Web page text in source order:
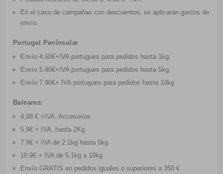
En el caso de campañas con descuentos, se aplicarán gastos de
envío.
Portugal Penínsular
Envío 4.60€+IVA portugues para pedidos hasta 1kg.
Envío 5.90€+IVA portugues para pedidos hasta 5kg.
Envío 7.90€+ IVA portugues para pedidos hasta 10kg
Baleares:
4,88 € +IVA. Accesorios
5.9€ + IVA. hasta 2Kg
7.9€ + IVA de 2.1kg hasta 5kg
10.9€ + IVA de 5.1kg a 10kg
Envío GRATIS en pedidos iguales o superiores a 350 €